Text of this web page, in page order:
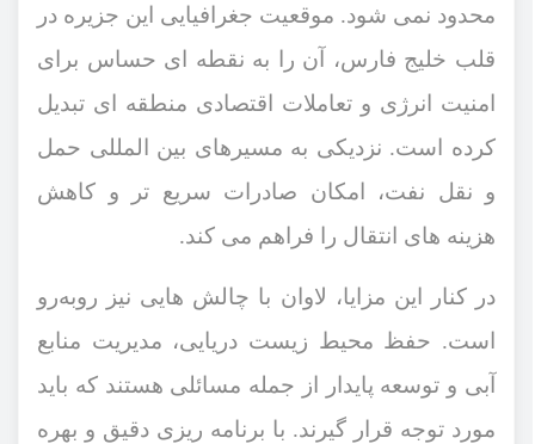
محدود نمی ‌شود. موقعیت جغرافیایی این جزیره در
قلب خلیج فارس، آن را به نقطه ‌ای حساس برای
امنیت انرژی و تعاملات اقتصادی منطقه ‌ای تبدیل
کرده است. نزدیکی به مسیرهای بین ‌المللی حمل
‌و نقل نفت، امکان صادرات سریع ‌تر و کاهش
هزینه‌ های انتقال را فراهم می ‌کند.
در کنار این مزایا، لاوان با چالش ‌هایی نیز روبه‌رو
است. حفظ محیط‌ زیست دریایی، مدیریت منابع
آبی و توسعه پایدار از جمله مسائلی هستند که باید
مورد توجه قرار گیرند. با برنامه‌ ریزی دقیق و بهره‌